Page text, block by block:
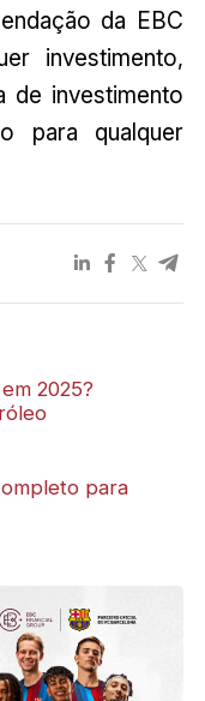
da EBC
investimento,
de investimento
para qualquer
2025?
para